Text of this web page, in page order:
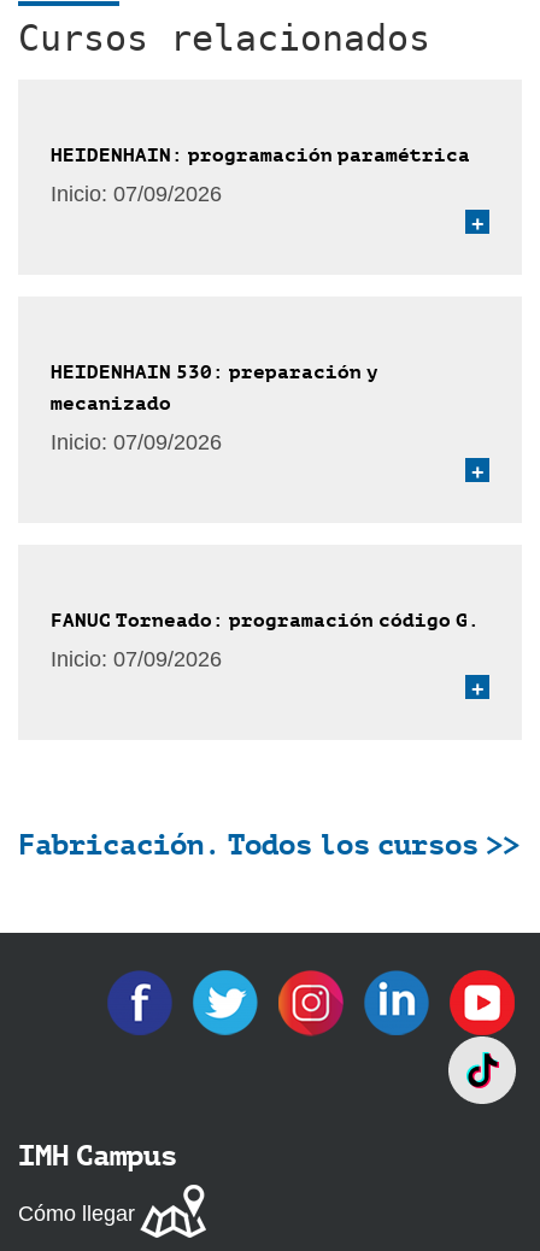
Cursos relacionados
HEIDENHAIN: programación paramétrica
Inicio: 07/09/2026
+
HEIDENHAIN 530: preparación y
mecanizado
Inicio: 07/09/2026
+
FANUC Torneado: programación código G.
Inicio: 07/09/2026
+
Fabricación. Todos los cursos >>
IMH Campus
Cómo llegar